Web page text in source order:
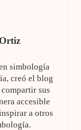
simbología
creó el blog
sus
accesible
a otros